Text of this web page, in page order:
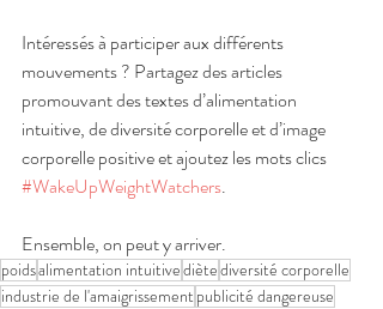
Intéressés à participer aux différents
mouvements ? Partagez des articles
promouvant des textes d’alimentation
intuitive, de diversité corporelle et d’image
corporelle positive et ajoutez les mots clics
#WakeUpWeightWatchers.
Ensemble, on peut y arriver.
poidsalimentation intuitivediètediversité corporelle
industrie de l'amaigrissement publicité dangereuse